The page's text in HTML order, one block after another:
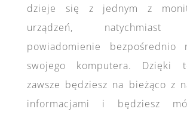
dzieje się z jednym z
urządzeń, natychmiast
powiadomienie bezpośrednio
swojego komputera. Dzięki
zawsze będziesz na bieżąco z
informacjami i będziesz